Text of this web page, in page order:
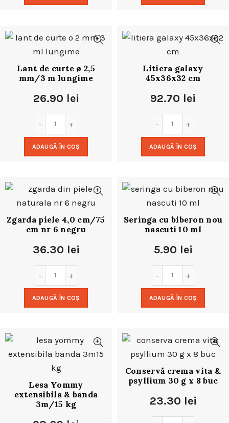
Lant de curte ø 2,5
mm/3 m lungime
26.90 lei
ADAUGĂ ÎN COȘ
Litiera galaxy
45x36x32 cm
92.70 lei
ADAUGĂ ÎN COȘ
Zgarda piele 4,0 cm/75
cm nr 6 negru
36.30 lei
ADAUGĂ ÎN COȘ
Seringa cu biberon nou
nascuti 10 ml
5.90 lei
ADAUGĂ ÎN COȘ
Lesa Yommy
extensibila & banda
3m/15 kg
Conservă crema vita &
psyllium 30 g x 8 buc
23.30 lei